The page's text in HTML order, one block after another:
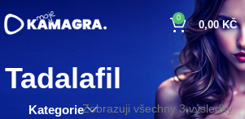
0
0,00KČ
Tadalafil
KategorieZobrazuji všechny 3 výsledky